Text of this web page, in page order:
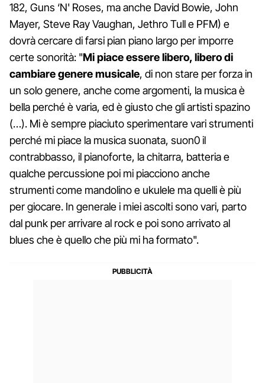
182, Guns ‘N' Roses, ma anche David Bowie, John
Mayer, Steve Ray Vaughan, Jethro Tull e PFM) e
dovrà cercare di farsi pian piano largo per imporre
certe sonorità: "Mi piace essere libero, libero di
cambiare genere musicale, di non stare per forza in
un solo genere, anche come argomenti, la musica è
bella perché è varia, ed è giusto che gli artisti spazino
(…). Mi è sempre piaciuto sperimentare vari strumenti
perché mi piace la musica suonata, suon0 il
contrabbasso, il pianoforte, la chitarra, batteria e
qualche percussione poi mi piacciono anche
strumenti come mandolino e ukulele ma quelli è più
per giocare. In generale i miei ascolti sono vari, parto
dal punk per arrivare al rock e poi sono arrivato al
blues che è quello che più mi ha formato".